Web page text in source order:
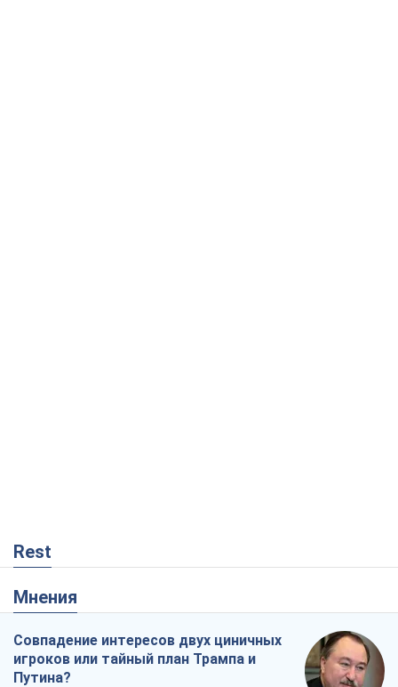
Rest
Мнения
Совпадение интересов двух циничных
игроков или тайный план Трампа и
Путина?